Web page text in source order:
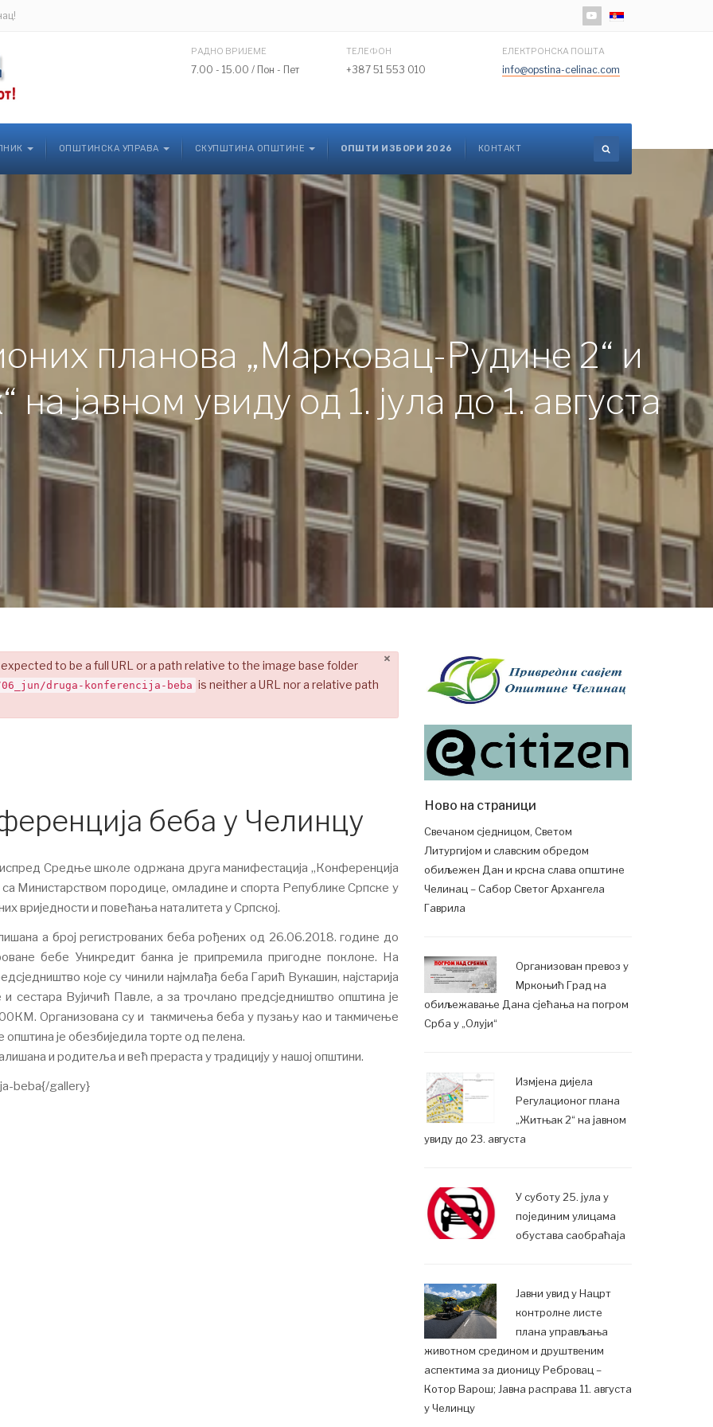
Изаберите ваш језик
РАДНО ВРИЈЕМЕ
7.00 - 15.00 / Пон - Пет
ТЕЛЕФОН
+387 51 553 010
ЕЛЕКТРОНСКА ПОШТА
info@opstina-celinac.com
ОПШТИНСКА УПРАВА СКУПШТИНА ОПШТИНЕ ОПШТИ ИЗБОРИ 2026 КОНТАКТ
планова „Марковац-Рудине 2“ и
јавном увиду од 1. јула до 1. августа
×
expected to be a full URL or a path relative to the image base folder
druga-konferencija-beba is neither a URL nor a relative path
беба у Челинцу
Средње школе одржана друга манифестација „Конференција
Министарством породице, омладине и спорта Републике Српске у
вриједности и повећања наталитета у Српској.
а број регистрованих беба рођених од 26.06.2018. године до
бебе Уникредит банка је припремила пригодне поклоне. На
које су чинили најмлађа беба Гарић Вукашин, најстарија
Вујичић Павле, а за трочлано предсједништво општина је
Организована су и такмичења беба у пузању као и такмичење
је обезбиједила торте од пелена.
и родитеља и већ прераста у традицију у нашој општини.
beba{/gallery}
Ново на страници
Свечаном сједницом, Светом
Литургијом и славским обредом
обиљежен Дан и крсна слава општине
Челинац – Сабор Светог Архангела
Гаврила
Организован превоз у
Мркоњић Град на
обиљежавање Дана сјећања на погром
Срба у „Олуји“
Измјена дијела
Регулационог плана
„Житњак 2“ на јавном
увиду до 23. августа
У суботу 25. јула у
појединим улицама
обустава саобраћаја
Јавни увид у Нацрт
контролне листе
плана управљања
животном средином и друштвеним
аспектима за дионицу Ребровац –
Котор Варош; Јавна расправа 11. августа
у Челинцу